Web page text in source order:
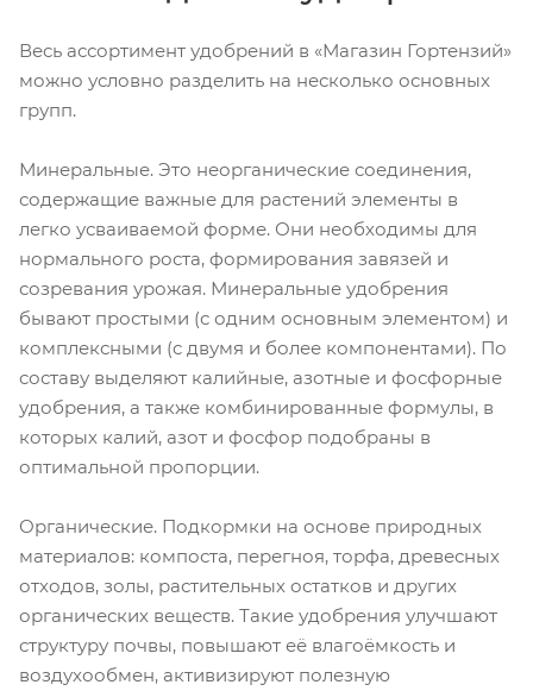
Весь ассортимент удобрений в «Магазин Гортензий»
можно условно разделить на несколько основных
групп.
Минеральные. Это неорганические соединения,
содержащие важные для растений элементы в
легко усваиваемой форме. Они необходимы для
нормального роста, формирования завязей и
созревания урожая. Минеральные удобрения
бывают простыми (с одним основным элементом) и
комплексными (с двумя и более компонентами). По
составу выделяют калийные, азотные и фосфорные
удобрения, а также комбинированные формулы, в
которых калий, азот и фосфор подобраны в
оптимальной пропорции.
Органические. Подкормки на основе природных
материалов: компоста, перегноя, торфа, древесных
отходов, золы, растительных остатков и других
органических веществ. Такие удобрения улучшают
структуру почвы, повышают её влагоёмкость и
воздухообмен, активизируют полезную